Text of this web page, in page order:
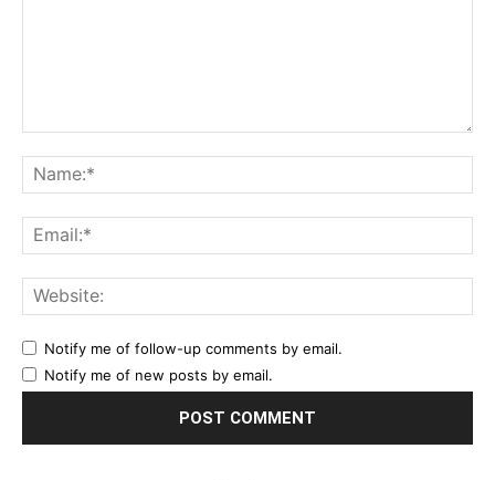
Notify me of follow-up comments by email.
Notify me of new posts by email.